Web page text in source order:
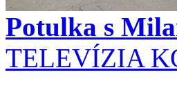
Potulka s
TELEVÍZIA